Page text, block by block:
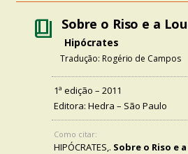
book_4 Sobre o Riso e a
Hipócrates
Tradução: Rogério de Campos
1ª edição – 2011
Editora: Hedra – São Paulo
Como citar:
HIPÓCRATES,. Sobre o Riso e